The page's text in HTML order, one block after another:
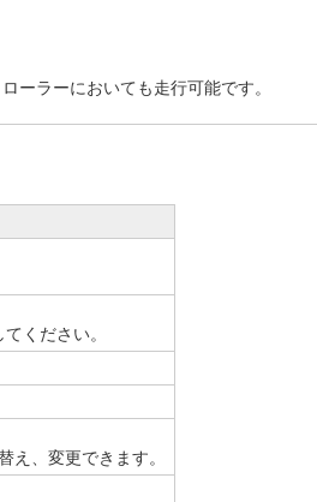
ーラーにおいても走行可能です。
ください。
え、変更できます。